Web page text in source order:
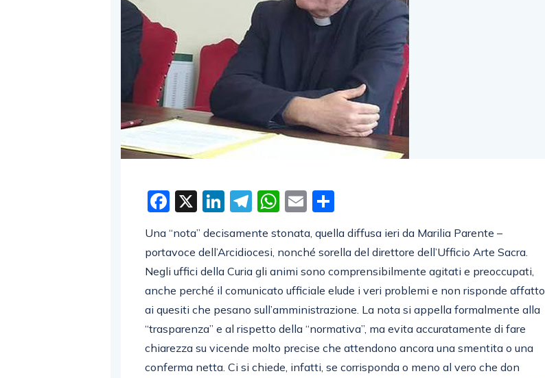
Facebook
X LinkedIn
Telegram
WhatsApp
Email
Una “nota” decisamente stonata, quella diffusa ieri da Marilia Parente –
portavoce dell’Arcidiocesi, nonché sorella del direttore dell’Ufficio Arte Sacra.
Negli uffici della Curia gli animi sono comprensibilmente agitati e preoccupati,
anche perché il comunicato ufficiale elude i veri problemi e non risponde affatto
ai quesiti che pesano sull’amministrazione. La nota si appella formalmente alla
“trasparenza” e al rispetto della “normativa”, ma evita accuratamente di fare
chiarezza su vicende molto precise che attendono ancora una smentita o una
conferma netta. Ci si chiede, infatti, se corrisponda o meno al vero che don